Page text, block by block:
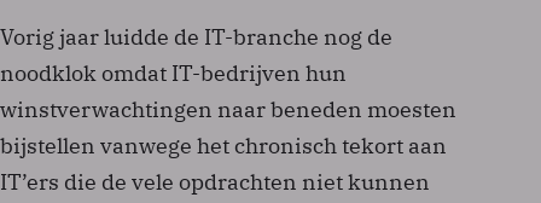
Vorig jaar luidde de IT-branche nog de
noodklok omdat IT-bedrijven hun
winstverwachtingen naar beneden moesten
bijstellen vanwege het chronisch tekort aan
IT’ers die de vele opdrachten niet kunnen